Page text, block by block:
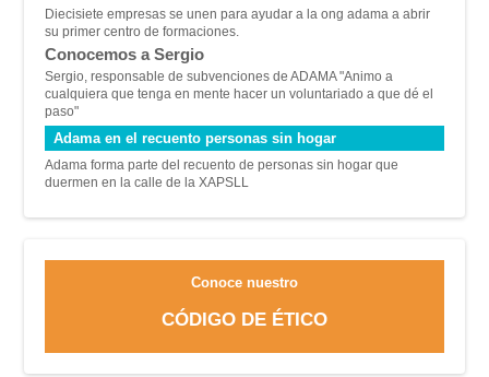
Diecisiete empresas se unen para ayudar a la ong adama a abrir
su primer centro de formaciones.
Conocemos a Sergio
Sergio, responsable de subvenciones de ADAMA "Animo a
cualquiera que tenga en mente hacer un voluntariado a que dé el
paso"
Adama en el recuento personas sin hogar
Adama forma parte del recuento de personas sin hogar que
duermen en la calle de la XAPSLL
Conoce nuestro
CÓDIGO DE ÉTICO